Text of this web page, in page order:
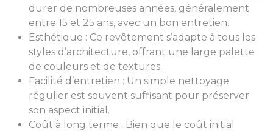
durer de nombreuses années, généralement
entre 15 et 25 ans, avec un bon entretien.
Esthétique : Ce revêtement s’adapte à tous les
styles d’architecture, offrant une large palette
de couleurs et de textures.
Facilité d’entretien : Un simple nettoyage
régulier est souvent suffisant pour préserver
son aspect initial.
Coût à long terme : Bien que le coût initial